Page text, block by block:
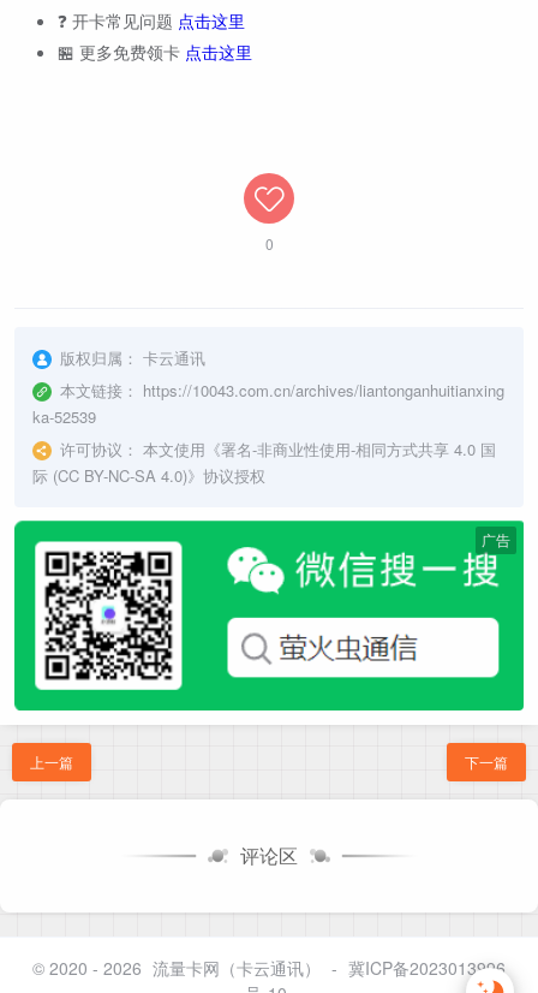
❓ 开卡常见问题 点击这里
🏪 更多免费领卡 点击这里
0
版权归属： 卡云通讯
本文链接： https://10043.com.cn/archives/liantonganhuitianxing
ka-52539
许可协议： 本文使用《署名-非商业性使用-相同方式共享 4.0 国
际 (CC BY-NC-SA 4.0)》协议授权
广告
上一篇 下一篇
评论区
© 2020 - 2026 流量卡网（卡云通讯） - 冀ICP备2023013996